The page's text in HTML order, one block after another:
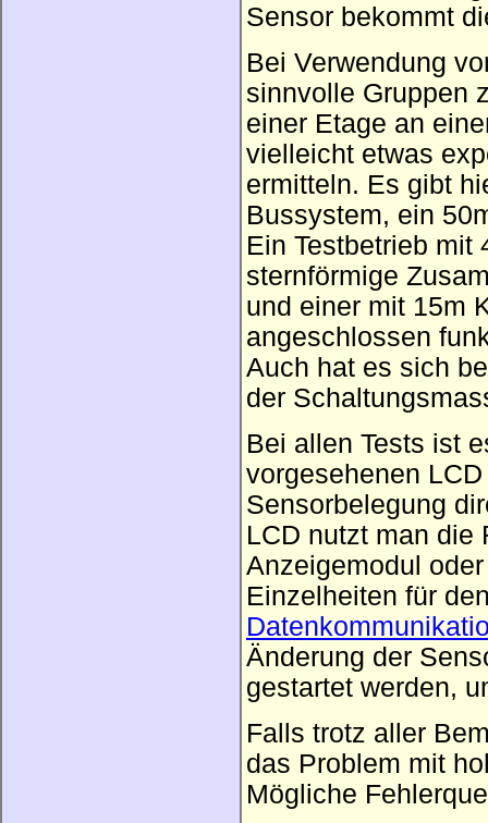
Sensor bekommt
Bei Verwendung
sinnvolle Gruppen
einer Etage an
vielleicht etwas
ermitteln. Es gibt
Bussystem, ein
Ein Testbetrieb mit
sternförmige
und einer mit 15m
angeschlossen
Auch hat es sich
der
Bei allen Tests ist
vorgesehenen
Sensorbelegung
LCD nutzt man die
Anzeigemodul
Einzelheiten für
Änderung der
gestartet werden,
Falls trotz aller
das Problem mit
Mögliche